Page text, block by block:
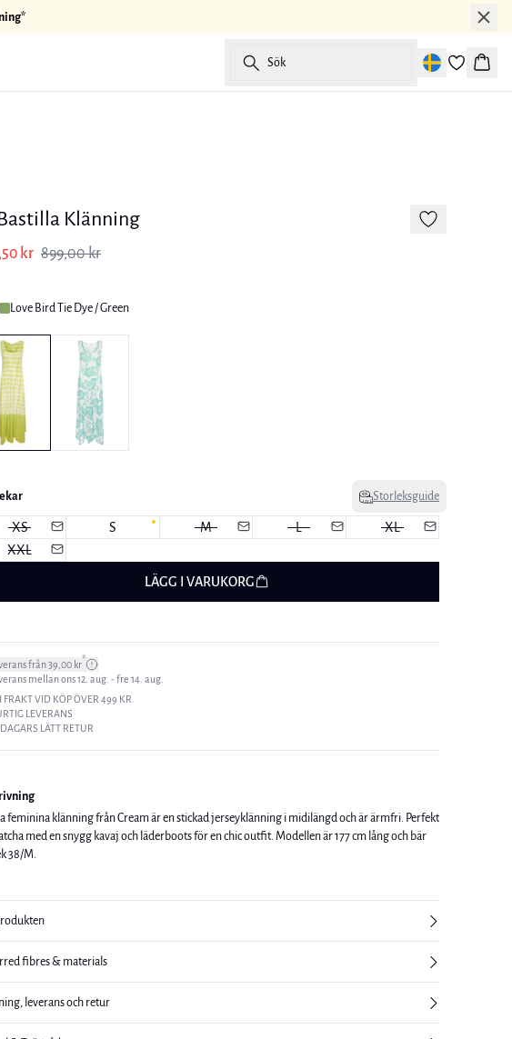
Sök
Korg
Klänning
kr 899,00 kr
Love Bird Tie Dye / Green
Storleksguide
XS S M L
XL
XXL
LÄGG I VARUKORG
från 39,00 kr*
mellan ons 12. aug. - fre 14. aug.
FRAKT VID KÖP ÖVER 499 KR.
LEVERANS
LÄTT RETUR
feminina klänning från Cream är en stickad jerseyklänning i midilängd och är ärmfri. Perfekt
med en snygg kavaj och läderboots för en chic outfit. Modellen är 177 cm lång och bär
38/M.
fibres & materials
leverans och retur